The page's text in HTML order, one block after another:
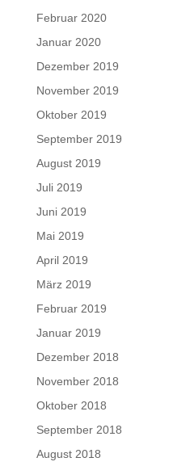
Februar 2020
Januar 2020
Dezember 2019
November 2019
Oktober 2019
September 2019
August 2019
Juli 2019
Juni 2019
Mai 2019
April 2019
März 2019
Februar 2019
Januar 2019
Dezember 2018
November 2018
Oktober 2018
September 2018
August 2018